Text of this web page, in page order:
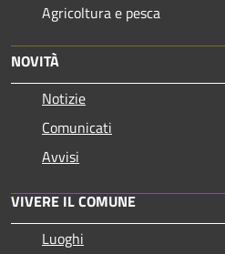
Agricoltura e pesca
NOVITÀ
Notizie
Comunicati
Avvisi
VIVERE IL COMUNE
Luoghi